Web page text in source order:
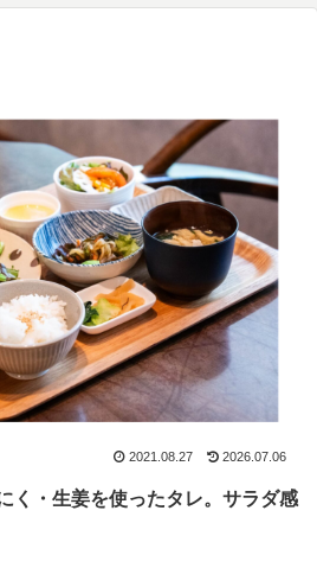
2021.08.27 2026.07.06
・生姜を使ったタレ。サラダ感